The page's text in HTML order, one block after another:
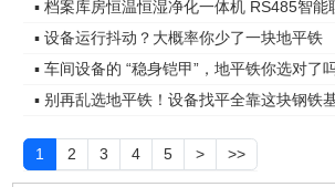
▪ 档案库房恒温恒湿净化一体机 RS485智能
▪ 设备运行抖动？大概率你少了一块地平铁
▪ 车间设备的 “稳身铠甲”，地平铁你选对了
▪ 别再乱选地平铁！设备找平全靠这块钢铁
1 2 3 4 5 > >>